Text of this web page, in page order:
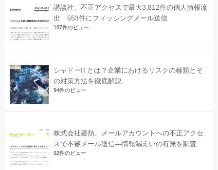
講談社、不正アクセスで最大3,812件の個人情報流
出 553件にフィッシングメール送信
187件のビュー
シャドーITとは？企業におけるリスクの種類とそ
の対策方法を徹底解説
94件のビュー
株式会社菱熱、メールアカウントへの不正アクセ
スで不審メール送信―情報漏えいの有無を調査
92件のビュー